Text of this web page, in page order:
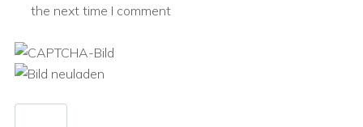
the next time I comment